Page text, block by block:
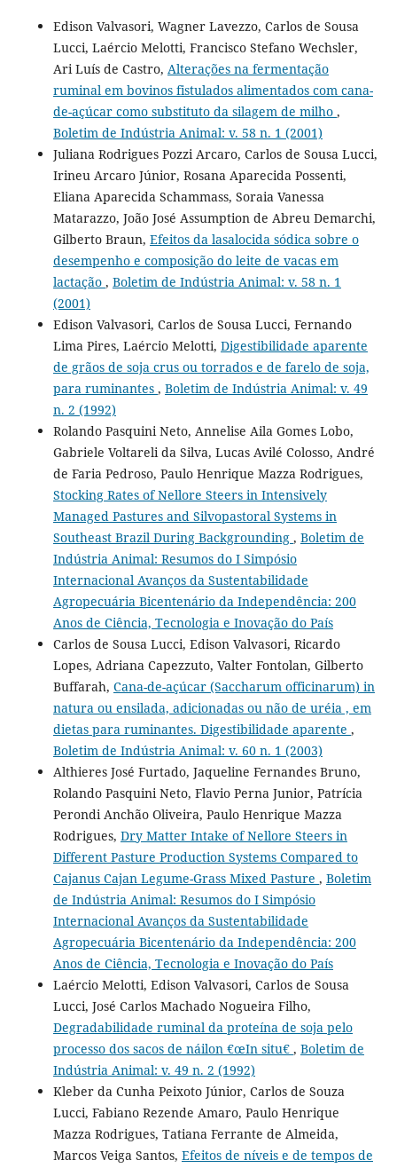
Edison Valvasori, Wagner Lavezzo, Carlos de Sousa
Lucci, Laércio Melotti, Francisco Stefano Wechsler,
Ari Luís de Castro, Alterações na fermentação
ruminal em bovinos fistulados alimentados com cana-
de-açúcar como substituto da silagem de milho ,
Boletim de Indústria Animal: v. 58 n. 1 (2001)
Juliana Rodrigues Pozzi Arcaro, Carlos de Sousa Lucci,
Irineu Arcaro Júnior, Rosana Aparecida Possenti,
Eliana Aparecida Schammass, Soraia Vanessa
Matarazzo, João José Assumption de Abreu Demarchi,
Gilberto Braun, Efeitos da lasalocida sódica sobre o
desempenho e composição do leite de vacas em
lactação , Boletim de Indústria Animal: v. 58 n. 1
(2001)
Edison Valvasori, Carlos de Sousa Lucci, Fernando
Lima Pires, Laércio Melotti, Digestibilidade aparente
de grãos de soja crus ou torrados e de farelo de soja,
para ruminantes , Boletim de Indústria Animal: v. 49
n. 2 (1992)
Rolando Pasquini Neto, Annelise Aila Gomes Lobo,
Gabriele Voltareli da Silva, Lucas Avilé Colosso, André
de Faria Pedroso, Paulo Henrique Mazza Rodrigues,
Stocking Rates of Nellore Steers in Intensively
Managed Pastures and Silvopastoral Systems in
Southeast Brazil During Backgrounding , Boletim de
Indústria Animal: Resumos do I Simpósio
Internacional Avanços da Sustentabilidade
Agropecuária Bicentenário da Independência: 200
Anos de Ciência, Tecnologia e Inovação do País
Carlos de Sousa Lucci, Edison Valvasori, Ricardo
Lopes, Adriana Capezzuto, Valter Fontolan, Gilberto
Buffarah, Cana-de-açúcar (Saccharum officinarum) in
natura ou ensilada, adicionadas ou não de uréia , em
dietas para ruminantes. Digestibilidade aparente ,
Boletim de Indústria Animal: v. 60 n. 1 (2003)
Althieres José Furtado, Jaqueline Fernandes Bruno,
Rolando Pasquini Neto, Flavio Perna Junior, Patrícia
Perondi Anchão Oliveira, Paulo Henrique Mazza
Rodrigues, Dry Matter Intake of Nellore Steers in
Different Pasture Production Systems Compared to
Cajanus Cajan Legume-Grass Mixed Pasture , Boletim
de Indústria Animal: Resumos do I Simpósio
Internacional Avanços da Sustentabilidade
Agropecuária Bicentenário da Independência: 200
Anos de Ciência, Tecnologia e Inovação do País
Laércio Melotti, Edison Valvasori, Carlos de Sousa
Lucci, José Carlos Machado Nogueira Filho,
Degradabilidade ruminal da proteína de soja pelo
processo dos sacos de náilon €œIn situ€ , Boletim de
Indústria Animal: v. 49 n. 2 (1992)
Kleber da Cunha Peixoto Júnior, Carlos de Souza
Lucci, Fabiano Rezende Amaro, Paulo Henrique
Mazza Rodrigues, Tatiana Ferrante de Almeida,
Marcos Veiga Santos, Efeitos de níveis e de tempos de